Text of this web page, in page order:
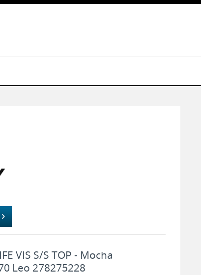
VIS S/S TOP - Mocha
Leo 278275228